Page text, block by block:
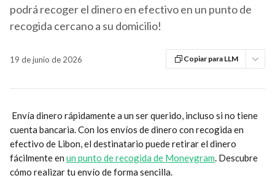
podrá recoger el dinero en efectivo en un punto de
recogida cercano a su domicilio!
19 de junio de 2026 Copiar para LLM
cuenta bancaria. Con los envíos de dinero con recogida en
efectivo de Libon, el destinatario puede retirar el dinero
fácilmente en un punto de recogida de Moneygram. Descubre
cómo realizar tu envío de forma sencilla.